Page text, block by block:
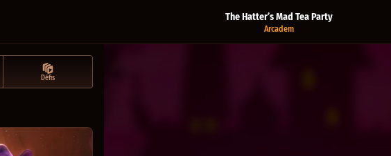
The Hatter’s Mad Tea Party
Arcadem
Défis